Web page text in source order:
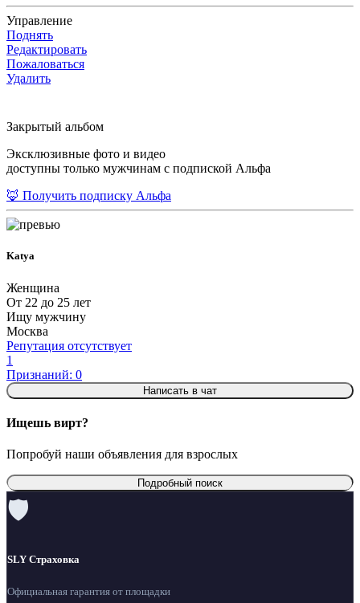
Управление
Поднять
Редактировать
Пожаловаться
Удалить
Закрытый альбом
Эксклюзивные фото и видео
доступны только мужчинам с подпиской Альфа
🦊 Получить подписку Альфа
Katya
Женщина
От 22 до 25 лет
Ищу мужчину
Москва
Репутация отсутствует
1
Признаний: 0
Написать в чат
Ищешь вирт?
Попробуй наши объявления для взрослых
Подробный поиск
🛡
SLY Страховка
Официальная гарантия от площадки